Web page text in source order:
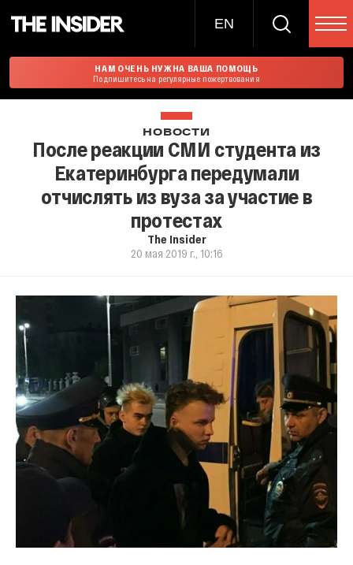
EN
НАМ ОЧЕНЬ НУЖНА ВАША ПОМОЩЬ
Подпишитесь на регулярные пожертвования
НОВОСТИ
После реакции СМИ студента из
Екатеринбурга передумали
отчислять из вуза за участие в
протестах
The Insider
20 мая 2019 г., 10:16